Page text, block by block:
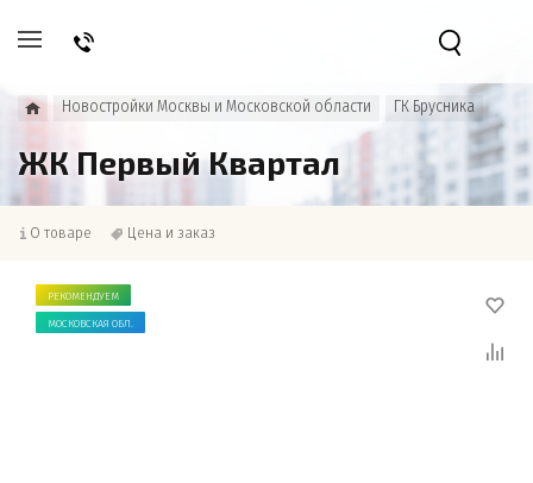
Новостройки Москвы и Московской области ГК Брусника
ЖК Первый Квартал
О товаре Цена и заказ
РЕКОМЕНДУЕМ
МОСКОВСКАЯ ОБЛ.